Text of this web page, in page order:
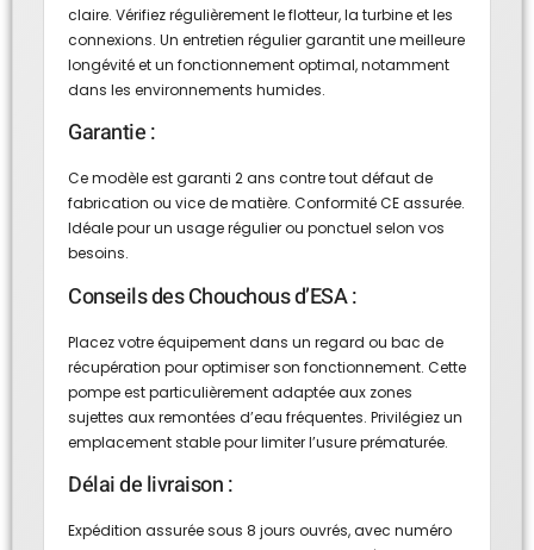
claire. Vérifiez régulièrement le flotteur, la turbine et les
connexions. Un entretien régulier garantit une meilleure
longévité et un fonctionnement optimal, notamment
dans les environnements humides.
Garantie :
Ce modèle est garanti 2 ans contre tout défaut de
fabrication ou vice de matière. Conformité CE assurée.
Idéale pour un usage régulier ou ponctuel selon vos
besoins.
Conseils des Chouchous d’ESA :
Placez votre équipement dans un regard ou bac de
récupération pour optimiser son fonctionnement. Cette
pompe est particulièrement adaptée aux zones
sujettes aux remontées d’eau fréquentes. Privilégiez un
emplacement stable pour limiter l’usure prématurée.
Délai de livraison :
Expédition assurée sous 8 jours ouvrés, avec numéro